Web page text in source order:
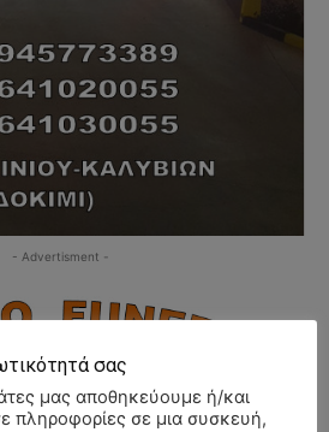
- Advertisment -
σας
μας αποθηκεύουμε ή/και
πληροφορίες σε μια συσκευή,